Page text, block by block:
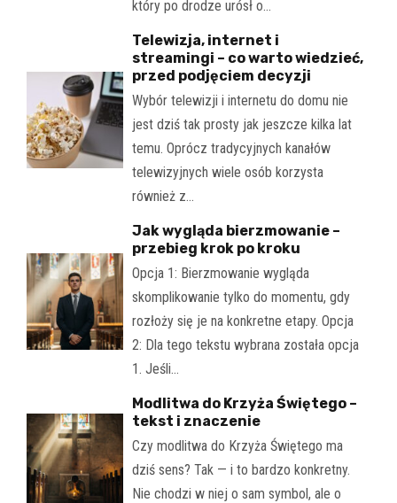
który po drodze urósł o…
Telewizja, internet i
streamingi – co warto wiedzieć,
przed podjęciem decyzji
Wybór telewizji i internetu do domu nie
jest dziś tak prosty jak jeszcze kilka lat
temu. Oprócz tradycyjnych kanałów
telewizyjnych wiele osób korzysta
również z…
Jak wygląda bierzmowanie –
przebieg krok po kroku
Opcja 1: Bierzmowanie wygląda
skomplikowanie tylko do momentu, gdy
rozłoży się je na konkretne etapy. Opcja
2: Dla tego tekstu wybrana została opcja
1. Jeśli…
Modlitwa do Krzyża Świętego –
tekst i znaczenie
Czy modlitwa do Krzyża Świętego ma
dziś sens? Tak — i to bardzo konkretny.
Nie chodzi w niej o sam symbol, ale o